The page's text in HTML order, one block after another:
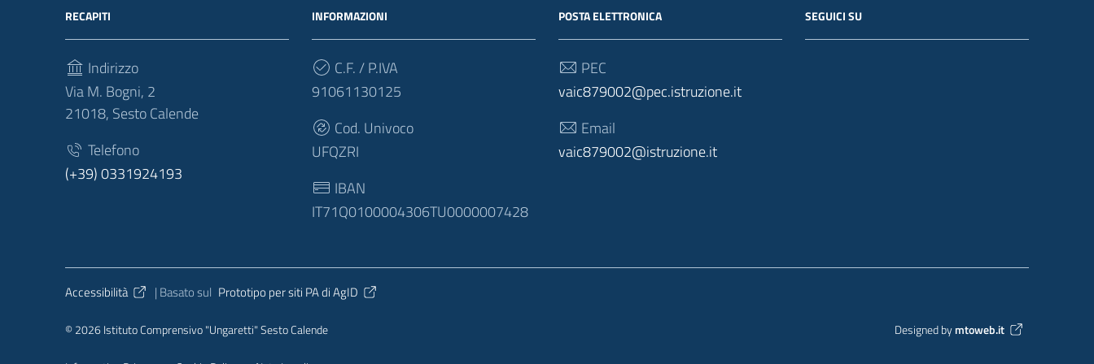
RECAPITI
Indirizzo
Via M. Bogni, 2
21018, Sesto Calende
Telefono
(+39) 0331924193
INFORMAZIONI
C.F. / P.IVA
91061130125
Cod. Univoco
UFQZRI
IBAN
IT71Q0100004306TU0000007428
POSTA ELETTRONICA
PEC
vaic879002@pec.istruzione.it
Email
vaic879002@istruzione.it
SEGUICI SU
Sezione Link Utili
Accessibilità | Basato sul Prototipo per siti PA di AgID
© 2026 Istituto Comprensivo "Ungaretti" Sesto Calende Designed by mtoweb.it